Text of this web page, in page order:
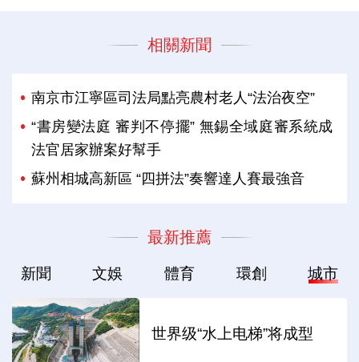
相關新聞
南京市江寧區司法局點亮農村老人“法治夜空”
“書房變法庭 審判不停擺” 無錫全域庭審系統成
法官居家辦案好幫手
蘇州相城高新區 “四拼法”奏響達人賽最強音
最新推薦
新聞 文娛 體育 環創 城市
世界级“水上电梯”将成型